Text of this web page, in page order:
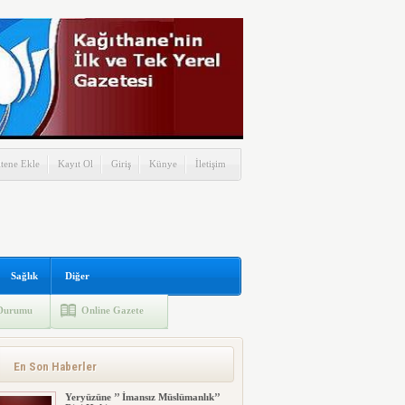
Ekle Kayıt Ol Giriş Künye İletişim
Sağlık Diğer
Online Gazete
En Son Haberler
Yeryüzüne ’’ İmansız Müslümanlık’’